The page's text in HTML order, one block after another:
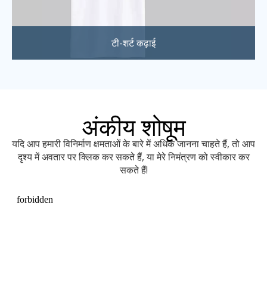
टी-शर्ट कढ़ाई
अंकीय शोषूम
यदि आप हमारी विनिर्माण क्षमताओं के बारे में अधिक जानना चाहते हैं, तो आप
दृश्य में अवतार पर क्लिक कर सकते हैं, या मेरे निमंत्रण को स्वीकार कर
सकते हैं!